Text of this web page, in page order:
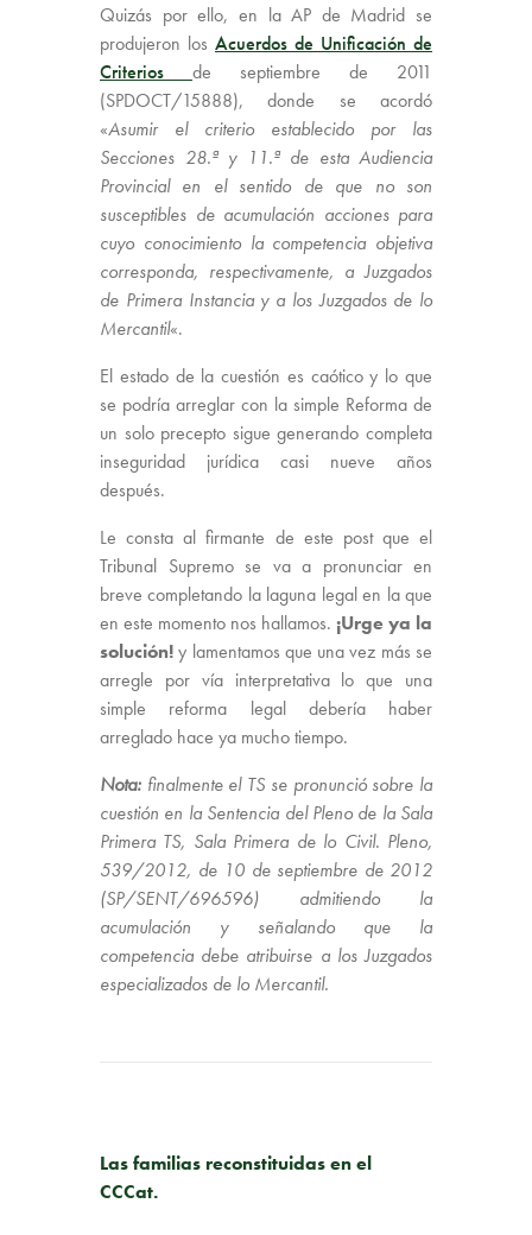
Quizás por ello, en la AP de Madrid se
produjeron los Acuerdos de Unificación de
Criterios de septiembre de 2011
(SPDOCT/15888), donde se acordó
«Asumir el criterio establecido por las
Secciones 28.ª y 11.ª de esta Audiencia
Provincial en el sentido de que no son
susceptibles de acumulación acciones para
cuyo conocimiento la competencia objetiva
corresponda, respectivamente, a Juzgados
de Primera Instancia y a los Juzgados de lo
Mercantil«.
El estado de la cuestión es caótico y lo que
se podría arreglar con la simple Reforma de
un solo precepto sigue generando completa
inseguridad jurídica casi nueve años
después.
Le consta al firmante de este post que el
Tribunal Supremo se va a pronunciar en
breve completando la laguna legal en la que
en este momento nos hallamos. ¡Urge ya la
solución!y lamentamos que una vez más se
arregle por vía interpretativa lo que una
simple reforma legal debería haber
arreglado hace ya mucho tiempo.
Nota: finalmente el TS se pronunció sobre la
cuestión en la Sentencia del Pleno de la Sala
Primera TS, Sala Primera de lo Civil. Pleno,
539/2012, de 10 de septiembre de 2012
(SP/SENT/696596) admitiendo la
acumulación y señalando que la
competencia debe atribuirse a los Juzgados
especializados de lo Mercantil.
Las familias reconstituidas en el
CCCat.